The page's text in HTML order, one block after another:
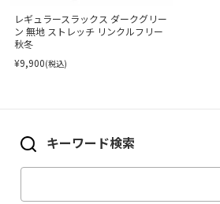
レギュラースラックス ダークグリー
ン 無地 ストレッチ リンクルフリー
秋冬
¥9,900(税込)
キーワード検索